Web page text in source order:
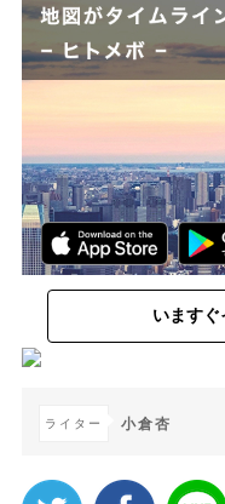
いますぐ
ライター 小倉杏